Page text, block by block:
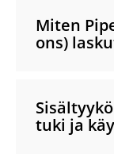
Miten
ons)
tuki ja